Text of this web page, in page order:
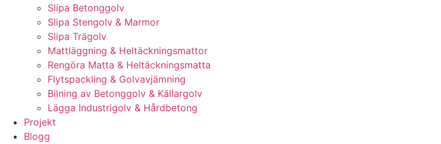
Slipa Betonggolv
Slipa Stengolv & Marmor
Slipa Trägolv
Mattläggning & Heltäckningsmattor
Rengöra Matta & Heltäckningsmatta
Flytspackling & Golvavjämning
Bilning av Betonggolv & Källargolv
Lägga Industrigolv & Hårdbetong
Projekt
Blogg